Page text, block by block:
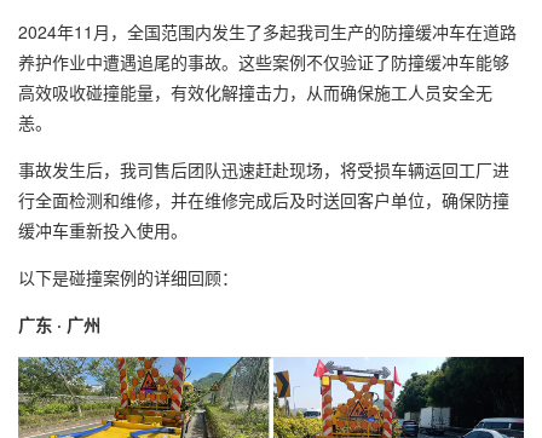
2024年11月，全国范围内发生了多起我司生产的防撞缓冲车在道路
养护作业中遭遇追尾的事故。这些案例不仅验证了防撞缓冲车能够
高效吸收碰撞能量，有效化解撞击力，从而确保施工人员安全无
恙。
事故发生后，我司售后团队迅速赶赴现场，将受损车辆运回工厂进
行全面检测和维修，并在维修完成后及时送回客户单位，确保防撞
缓冲车重新投入使用。
以下是碰撞案例的详细回顾：
广东 · 广州